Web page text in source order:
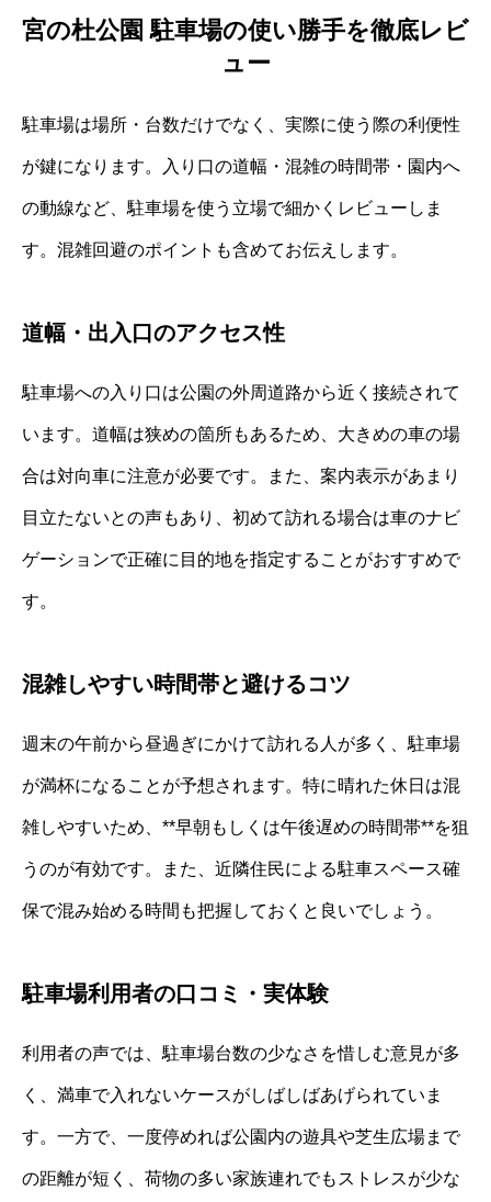
宮の杜公園 駐車場の使い勝手を徹底レビ
ュー
駐車場は場所・台数だけでなく、実際に使う際の利便性
が鍵になります。入り口の道幅・混雑の時間帯・園内へ
の動線など、駐車場を使う立場で細かくレビューしま
す。混雑回避のポイントも含めてお伝えします。
道幅・出入口のアクセス性
駐車場への入り口は公園の外周道路から近く接続されて
います。道幅は狭めの箇所もあるため、大きめの車の場
合は対向車に注意が必要です。また、案内表示があまり
目立たないとの声もあり、初めて訪れる場合は車のナビ
ゲーションで正確に目的地を指定することがおすすめで
す。
混雑しやすい時間帯と避けるコツ
週末の午前から昼過ぎにかけて訪れる人が多く、駐車場
が満杯になることが予想されます。特に晴れた休日は混
雑しやすいため、**早朝もしくは午後遅めの時間帯**を狙
うのが有効です。また、近隣住民による駐車スペース確
保で混み始める時間も把握しておくと良いでしょう。
駐車場利用者の口コミ・実体験
利用者の声では、駐車場台数の少なさを惜しむ意見が多
く、満車で入れないケースがしばしばあげられていま
す。一方で、一度停めれば公園内の遊具や芝生広場まで
の距離が短く、荷物の多い家族連れでもストレスが少な